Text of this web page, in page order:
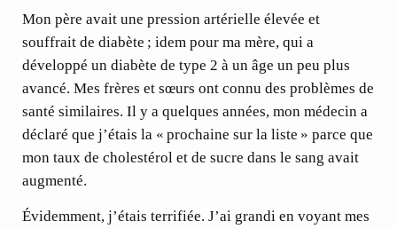
Mon père avait une pression artérielle élevée et
souffrait de diabète ; idem pour ma mère, qui a
développé un diabète de type 2 à un âge un peu plus
avancé. Mes frères et sœurs ont connu des problèmes de
santé similaires. Il y a quelques années, mon médecin a
déclaré que j’étais la « prochaine sur la liste » parce que
mon taux de cholestérol et de sucre dans le sang avait
augmenté.
Évidemment, j’étais terrifiée. J’ai grandi en voyant mes